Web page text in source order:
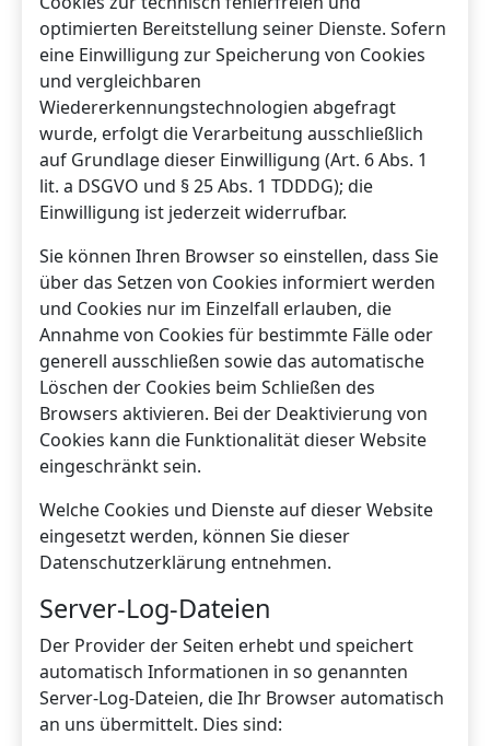
optimierten Bereitstellung seiner Dienste. Sofern
eine Einwilligung zur Speicherung von Cookies
und vergleichbaren
Wiedererkennungstechnologien abgefragt
wurde, erfolgt die Verarbeitung ausschließlich
auf Grundlage dieser Einwilligung (Art. 6 Abs. 1
lit. a DSGVO und § 25 Abs. 1 TDDDG); die
Einwilligung ist jederzeit widerrufbar.
Sie können Ihren Browser so einstellen, dass Sie
über das Setzen von Cookies informiert werden
und Cookies nur im Einzelfall erlauben, die
Annahme von Cookies für bestimmte Fälle oder
generell ausschließen sowie das automatische
Löschen der Cookies beim Schließen des
Browsers aktivieren. Bei der Deaktivierung von
Cookies kann die Funktionalität dieser Website
eingeschränkt sein.
Welche Cookies und Dienste auf dieser Website
eingesetzt werden, können Sie dieser
Datenschutzerklärung entnehmen.
Server-Log-Dateien
Der Provider der Seiten erhebt und speichert
automatisch Informationen in so genannten
Server-Log-Dateien, die Ihr Browser automatisch
an uns übermittelt. Dies sind: